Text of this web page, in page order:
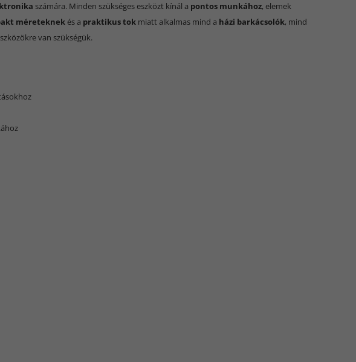
számára. Minden szükséges eszközt kínál a pontos munkához, elemek
méreteknek és a praktikus tok miatt alkalmas mind a házi barkácsolók, mind
van szükségük.